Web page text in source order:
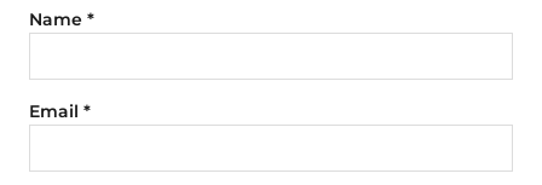
Name *
Email *